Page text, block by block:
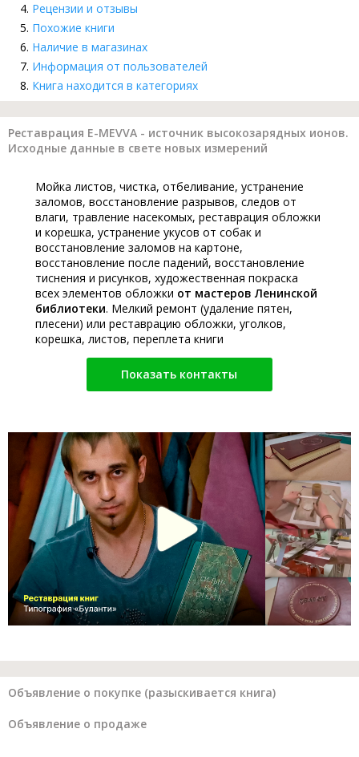
Рецензии и отзывы
Похожие книги
Наличие в магазинах
Информация от пользователей
Книга находится в категориях
Реставрация E-MEVVA - источник высокозарядных ионов.
Исходные данные в свете новых измерений
Мойка листов, чистка, отбеливание, устранение
заломов, восстановление разрывов, следов от
влаги, травление насекомых, реставрация обложки
и корешка, устранение укусов от собак и
восстановление заломов на картоне,
восстановление после падений, восстановление
тиснения и рисунков, художественная покраска
всех элементов обложки от мастеров Ленинской
библиотеки. Мелкий ремонт (удаление пятен,
плесени) или реставрацию обложки, уголков,
корешка, листов, переплета книги
Показать контакты
Объявление о покупке (разыскивается книга)
Объявление о продаже